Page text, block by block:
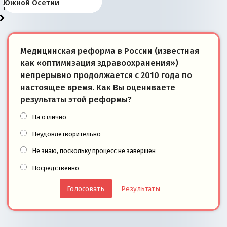
победители
«переобувании» хозяев
суверенной экономике
Анкориджа
внутренней политике
отношениям с Россией?
Южной Осетии
Медицинская реформа в России (известная
как «оптимизация здравоохранения»)
непрерывно продолжается с 2010 года по
настоящее время. Как Вы оцениваете
результаты этой реформы?
На отлично
Неудовлетворительно
Не знаю, поскольку процесс не завершён
Посредственно
Результаты